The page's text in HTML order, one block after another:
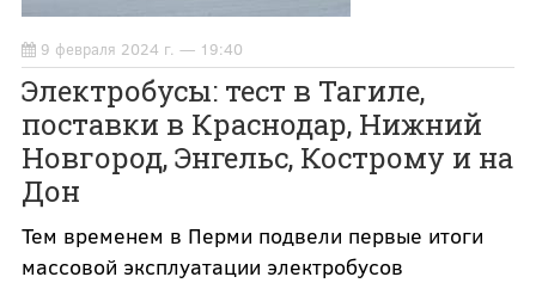
9 февраля 2024 г. — 19:40
Электробусы: тест в Тагиле,
поставки в Краснодар, Нижний
Новгород, Энгельс, Кострому и на
Дон
Тем временем в Перми подвели первые итоги
массовой эксплуатации электробусов